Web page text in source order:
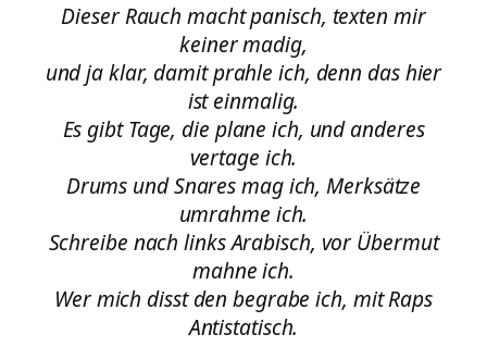
Dieser Rauch macht panisch, texten mir
keiner madig,
und ja klar, damit prahle ich, denn das hier
ist einmalig.
Es gibt Tage, die plane ich, und anderes
vertage ich.
Drums und Snares mag ich, Merksätze
umrahme ich.
Schreibe nach links Arabisch, vor Übermut
mahne ich.
Wer mich disst den begrabe ich, mit Raps
Antistatisch.